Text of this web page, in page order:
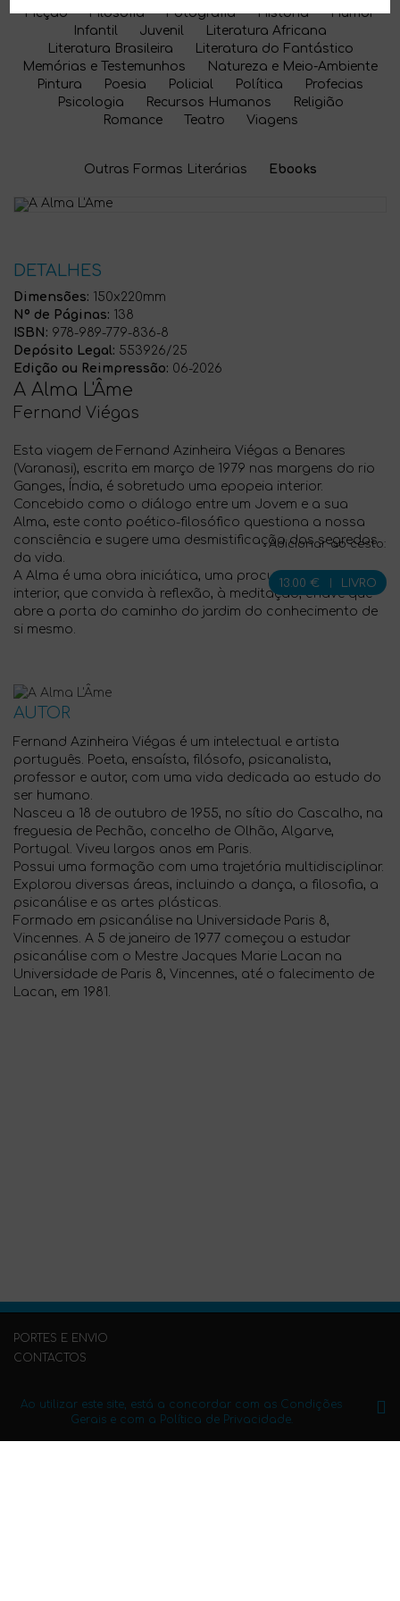
Ao utilizar este site, está a concordar com as Condições
Gerais e com a Política de Privacidade.
Ficção
Filosofia Fotografia História
Humor
Infantil
Juvenil
Literatura Africana
Literatura Brasileira
Literatura do Fantástico
Memórias e Testemunhos
Natureza e Meio-Ambiente
Pintura
Poesia Policial Política
Profecias
Psicologia
Recursos Humanos
Religião
Romance
Teatro Viagens
Outras Formas Literárias Ebooks
DETALHES
Dimensões: 150x220mm
Nº de Páginas: 138
ISBN: 978-989-779-836-8
Depósito Legal: 553926/25
Edição ou Reimpressão: 06-2026
A Alma L'Âme
Fernand Viégas
Esta viagem de Fernand Azinheira Viégas a Benares
(Varanasi), escrita em março de 1979 nas margens do rio
Ganges, Índia, é sobretudo uma epopeia interior.
Concebido como o diálogo entre um Jovem e a sua
Alma, este conto poético-filosófico questiona a nossa
consciência e sugere uma desmistificação dos segredos
da vida.
A Alma é uma obra iniciática, uma procura pela verdade
interior, que convida à reflexão, à meditação; chave que
abre a porta do caminho do jardim do conhecimento de
si mesmo.
Adicionar ao cesto:
13.00 € LIVRO
AUTOR
Fernand Azinheira Viégas é um intelectual e artista
português. Poeta, ensaísta, filósofo, psicanalista,
professor e autor, com uma vida dedicada ao estudo do
ser humano.
Nasceu a 18 de outubro de 1955, no sítio do Cascalho, na
freguesia de Pechão, concelho de Olhão, Algarve,
Portugal. Viveu largos anos em Paris.
Possui uma formação com uma trajetória multidisciplinar.
Explorou diversas áreas, incluindo a dança, a filosofia, a
psicanálise e as artes plásticas.
Formado em psicanálise na Universidade Paris 8,
Vincennes. A 5 de janeiro de 1977 começou a estudar
psicanálise com o Mestre Jacques Marie Lacan na
Universidade de Paris 8, Vincennes, até o falecimento de
Lacan, em 1981.
PORTES E ENVIO
CONTACTOS
PUBLIQUE O SEU LIVRO CONNOSCO